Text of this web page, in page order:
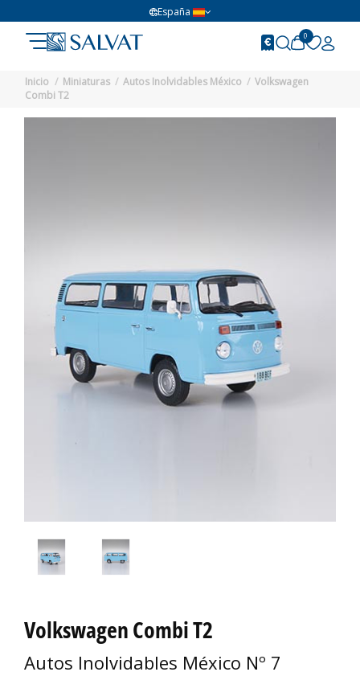
España
0
Inicio Miniaturas Autos Inolvidables México
Volkswagen
Combi T2
Volkswagen Combi T2
Autos Inolvidables México Nº 7